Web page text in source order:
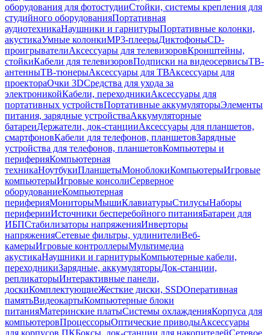
оборудования для фотостудииСтойки, системы крепления для
студийного оборудованияПортативная
аудиотехникаНаушники и гарнитурыПортативные колонки,
акустикаУмные колонкиMP3-плеерыДиктофоныCD-
проигрывателиАксессуары для телевизоровКронштейны,
стойкиКабели для телевизоровПодписки на видеосервисыТВ-
антенныТВ-тюнерыАксессуары для ТВАксессуары для
проектораОчки 3DСредства для ухода за
электроникойКабели, переходникиАксессуары для
портативных устройствПортативные аккумуляторыЭлементы
питания, зарядные устройстваАккумуляторные
батареиДержатели, док-станцииАксессуары для планшетов,
смартфоновКабели для телефонов, планшетовЗарядные
устройства для телефонов, планшетовКомпьютеры и
периферияКомпьютерная
техникаНоутбукиПланшетыМоноблокиКомпьютерыИгровые
компьютерыИгровые консолиСерверное
оборудованиеКомпьютерная
периферияМониторыМышиКлавиатурыСтилусыНаборы
периферииИсточники бесперебойного питанияБатареи для
ИБПСтабилизаторы напряженияИнверторы
напряженияСетевые фильтры, удлинителиВеб-
камерыИгровые контроллерыМультимедиа
акустикаНаушники и гарнитурыКомпьютерные кабели,
переходникиЗарядные, аккумуляторыДок-станции,
репликаторыИнтерактивные панели,
доскиКомплектующиеЖесткие диски, SSDОперативная
памятьВидеокартыКомпьютерные блоки
питанияМатеринские платыСистемы охлажденияКорпуса для
компьютеровПроцессорыОптические приводыАксессуары
для корпусов ПКБоксы, док-станции для накопителейСетевое